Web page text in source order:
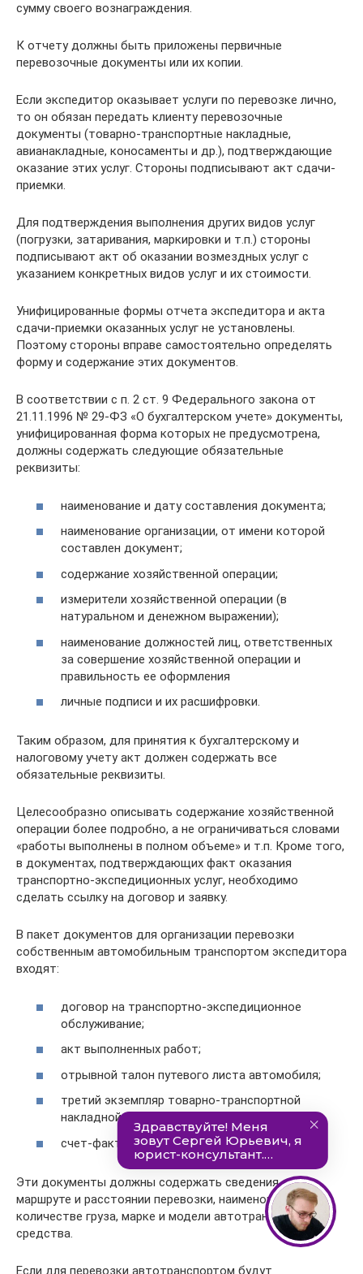
сумму своего вознаграждения.
К отчету должны быть приложены первичные
перевозочные документы или их копии.
Если экспедитор оказывает услуги по перевозке лично,
то он обязан передать клиенту перевозочные
документы (товарно-транспортные накладные,
авианакладные, коносаменты и др.), подтверждающие
оказание этих услуг. Стороны подписывают акт сдачи-
приемки.
Для подтверждения выполнения других видов услуг
(погрузки, затаривания, маркировки и т.п.) стороны
подписывают акт об оказании возмездных услуг с
указанием конкретных видов услуг и их стоимости.
Унифицированные формы отчета экспедитора и акта
сдачи-приемки оказанных услуг не установлены.
Поэтому стороны вправе самостоятельно определять
форму и содержание этих документов.
В соответствии с п. 2 ст. 9 Федерального закона от
21.11.1996 № 29-ФЗ «О бухгалтерском учете» документы,
унифицированная форма которых не предусмотрена,
должны содержать следующие обязательные
реквизиты:
наименование и дату составления документа;
наименование организации, от имени которой
составлен документ;
содержание хозяйственной операции;
измерители хозяйственной операции (в
натуральном и денежном выражении);
наименование должностей лиц, ответственных
за совершение хозяйственной операции и
правильность ее оформления
личные подписи и их расшифровки.
Таким образом, для принятия к бухгалтерскому и
налоговому учету акт должен содержать все
обязательные реквизиты.
Целесообразно описывать содержание хозяйственной
операции более подробно, а не ограничиваться словами
«работы выполнены в полном объеме» и т.п. Кроме того,
в документах, подтверждающих факт оказания
транспортно-экспедиционных услуг, необходимо
сделать ссылку на договор и заявку.
В пакет документов для организации перевозки
собственным автомобильным транспортом экспедитора
входят:
договор на транспортно-экспедиционное
обслуживание;
акт выполненных работ;
отрывной талон путевого листа автомобиля;
третий экземпляр товарно-транспортной
накладной (форма № 1-Т) (далее – ТТН);
счет-фактура экспедитора.
Эти документы должны содержать сведения о
маршруте и расстоянии перевозки, наименовании и
количестве груза, марке и модели автотранспортного
средства.
Если для перевозки автотранспортом будут